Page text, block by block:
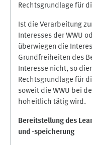
Rechtsgrundlage für
Ist die Verarbeitung
Interesses der WWU
überwiegen die
Grundfreiheiten des
Interesse nicht, so
Rechtsgrundlage für
soweit die WWU bei
hoheitlich tätig wird.
Bereitstellung des
und -speicherung